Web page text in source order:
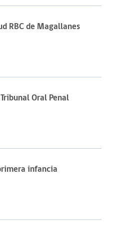
RBC de Magallanes
Oral Penal
infancia